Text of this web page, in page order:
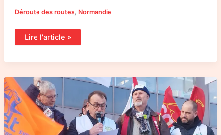
Déroute des routes, Normandie
Lire l'article »
Intervention
de
la
CNR
au
Rassemblement